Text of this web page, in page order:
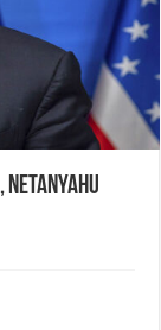
Netanyahu